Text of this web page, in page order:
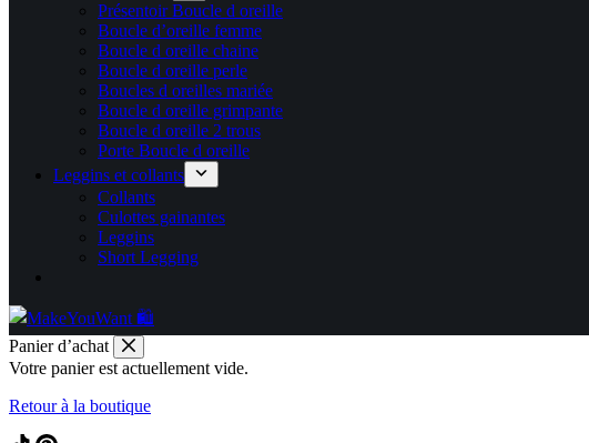
Présentoir Boucle d oreille
Boucle d’oreille femme
Boucle d oreille chaine
Boucle d oreille perle
Boucles d oreilles mariée
Boucle d oreille grimpante
Boucle d oreille 2 trous
Porte Boucle d oreille
Leggins et collants
Collants
Culottes gainantes
Leggins
Short Legging
Panier d’achat
Votre panier est actuellement vide.
Retour à la boutique